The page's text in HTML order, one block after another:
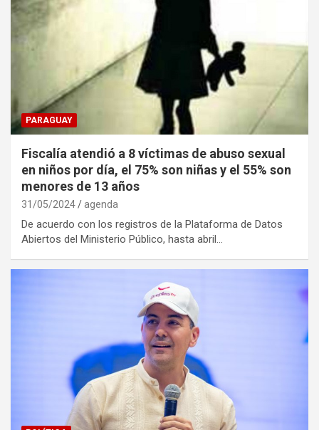
PARAGUAY
Fiscalía atendió a 8 víctimas de abuso sexual
en niños por día, el 75% son niñas y el 55% son
menores de 13 años
31/05/2024 agenda
De acuerdo con los registros de la Plataforma de Datos
Abiertos del Ministerio Público, hasta abril…